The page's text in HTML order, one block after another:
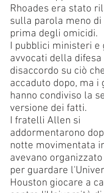
Rhoades era stato
sulla parola meno di
prima degli omicidi.
I pubblici ministeri e
avvocati della difesa
disaccordo su ciò
accaduto dopo, ma i
hanno condiviso la
versione dei fatti.
I fratelli Allen si
addormentarono
notte movimentata
avevano
per guardare
Houston giocare a